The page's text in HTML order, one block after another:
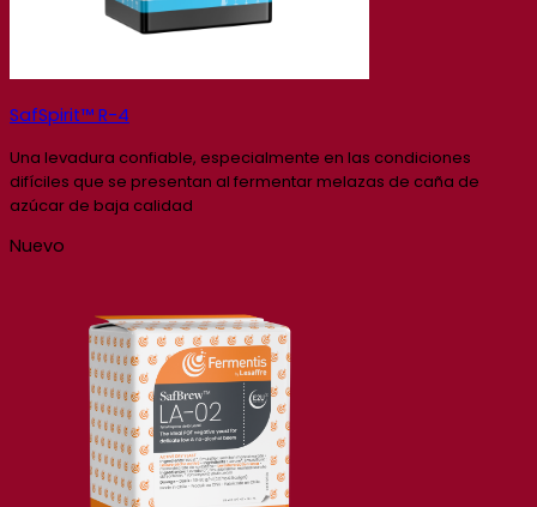
SafSpirit™ R-4
Una levadura confiable, especialmente en las condiciones
difíciles que se presentan al fermentar melazas de caña de
azúcar de baja calidad
Nuevo